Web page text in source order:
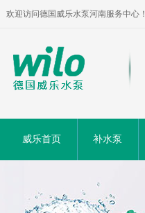
欢迎访问德国威乐水泵河南服务中心！
威乐首页 补水泵